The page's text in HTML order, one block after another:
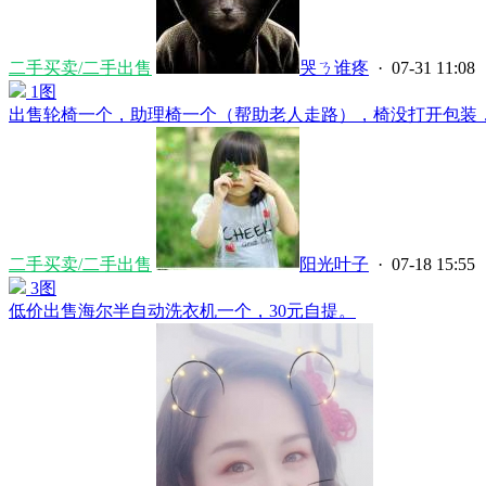
二手买卖/二手出售 哭ㄋ谁疼 · 07-31 11:08
1图
出售轮椅一个，助理椅一个（帮助老人走路），椅没打开包装
二手买卖/二手出售 阳光叶子 · 07-18 15:55
3图
低价出售海尔半自动洗衣机一个，30元自提。